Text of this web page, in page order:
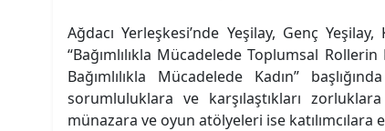
Ağdacı Yerleşkesi’nde Yeşilay, Genç
“Bağımlılıkla Mücadelede Toplumsal
Bağımlılıkla Mücadelede Kadın”
sorumluluklara ve karşılaştıkları
münazara ve oyun atölyeleri ise